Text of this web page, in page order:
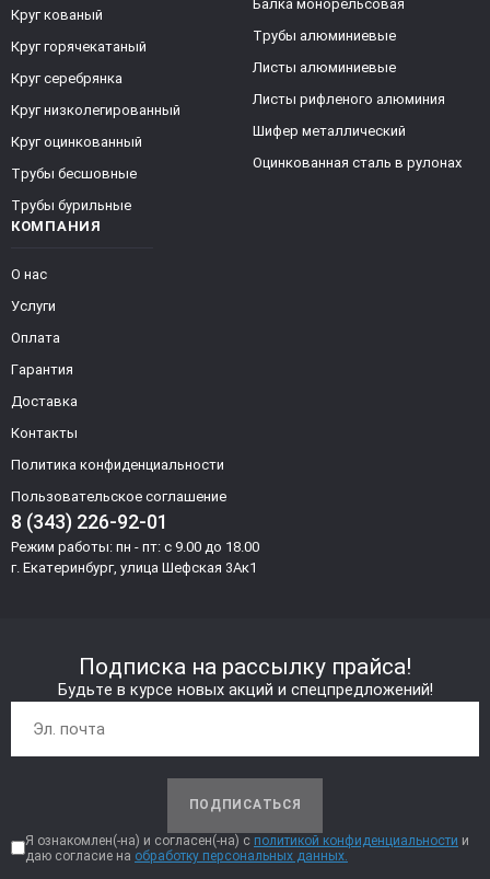
КОМПАНИЯ
О нас
Услуги
Оплата
Гарантия
Доставка
Контакты
Политика конфиденциальности
Пользовательское соглашение
8 (343) 226-92-01
Режим работы: пн - пт: с 9.00 до 18.00
г. Екатеринбург, улица Шефская 3Ак1
Круг кованый
Круг горячекатаный
Круг серебрянка
Круг низколегированный
Круг оцинкованный
Трубы бесшовные
Трубы бурильные
Балка монорельсовая
Трубы алюминиевые
Листы алюминиевые
Листы рифленого алюминия
Шифер металлический
Оцинкованная сталь в рулонах
Подписка на рассылку прайса!
Будьте в курсе новых акций и спецпредложений!
ПОДПИСАТЬСЯ
Я ознакомлен(-на) и согласен(-на) с политикой конфиденциальности и
даю согласие на обработку персональных данных.